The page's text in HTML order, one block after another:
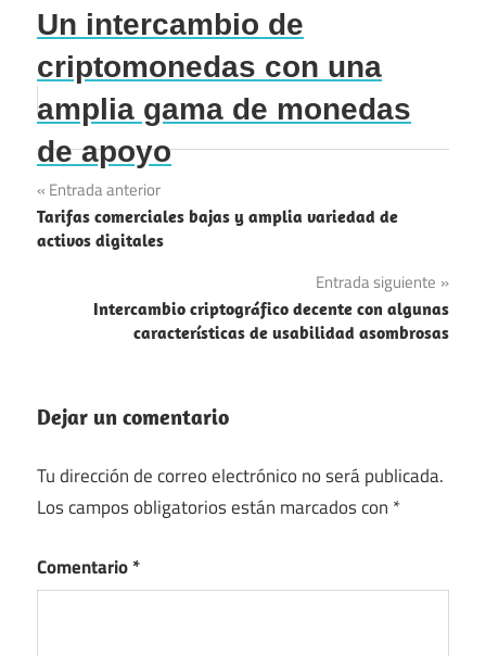
Un intercambio de
criptomonedas con una
amplia gama de monedas
de apoyo
Navegación
de
Entrada anterior
Tarifas comerciales bajas y amplia variedad de
activos digitales
Entrada siguiente
Intercambio criptográfico decente con algunas
características de usabilidad asombrosas
Dejar un comentario
Tu dirección de correo electrónico no será publicada.
Los campos obligatorios están marcados con *
Comentario*